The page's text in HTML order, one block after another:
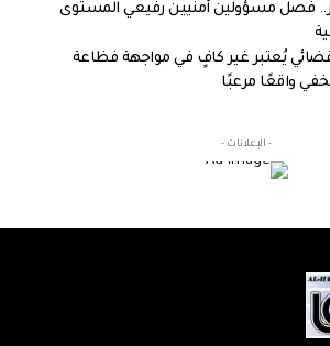
فصل مسؤولين أمنيين رفيعي المستوى
قضائي يُعتبر غير كافٍ في مواجهة فظاعة
واقعًا مرعبًا
- الإعلانات -